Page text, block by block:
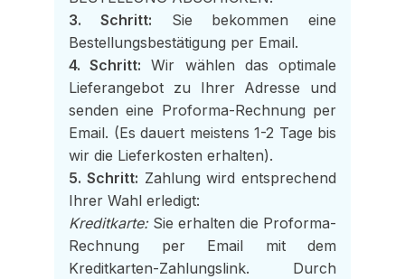
3. Schritt: Sie bekommen eine
Bestellungsbestätigung per Email.
4. Schritt: Wir wählen das optimale
Lieferangebot zu Ihrer Adresse und
senden eine Proforma-Rechnung per
Email. (Es dauert meistens 1-2 Tage bis
wir die Lieferkosten erhalten).
5. Schritt: Zahlung wird entsprechend
Ihrer Wahl erledigt:
Kreditkarte:Sie erhalten die Proforma-
Rechnung per Email mit dem
Kreditkarten-Zahlungslink. Durch